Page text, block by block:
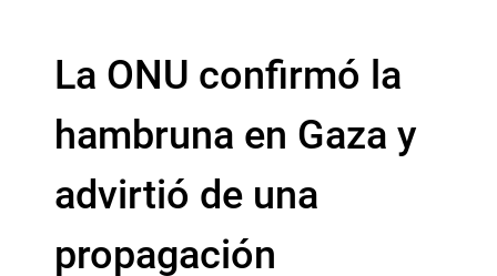
La ONU confirmó la
hambruna en Gaza y
advirtió de una
propagación